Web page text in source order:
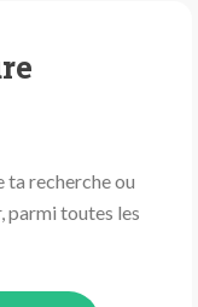
ta recherche ou
toutes les